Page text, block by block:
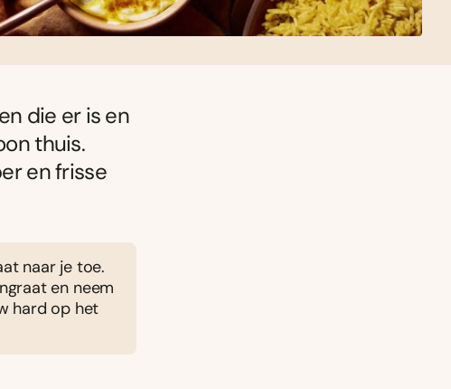
die er is en
thuis.
en frisse
naar je toe.
en neem
hard op het